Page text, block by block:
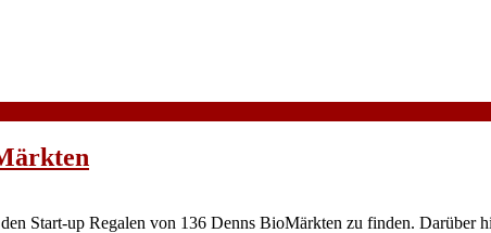
Start-up Regalen von 136 Denns BioMärkten zu finden. Darüber